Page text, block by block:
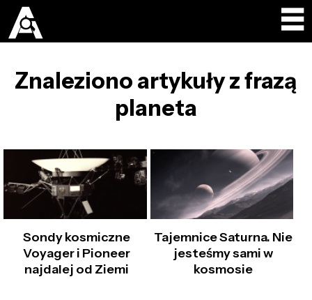
Znaleziono artykuły z frazą
planeta
Sondy kosmiczne
Voyager i Pioneer
najdalej od Ziemi
Tajemnice Saturna. Nie
jesteśmy sami w
kosmosie